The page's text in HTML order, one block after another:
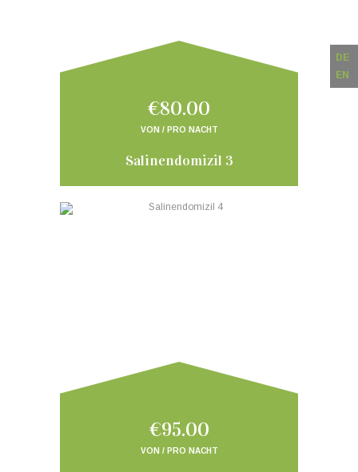
DE
EN
€80.00
VON / PRO NACHT
Salinendomizil 3
€95.00
VON / PRO NACHT